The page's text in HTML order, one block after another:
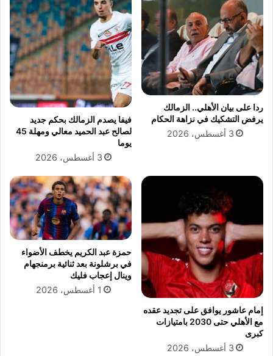
ن
س
ا
"
ح
ج
ر
ر
ش
م
ن
ر
؟
ردا على بيان الأهلي.. الزمالك
يرفض التشكيك في نزاهة الحكام
3 أغسطس، 2026
فيفا يصدم الزمالك بحكم جديد
لصالح عبد الحميد معالي ومهلة 45
يوما
3 أغسطس، 2026
إمام عاشور يوافق على تجديد عقده
مع الأهلي حتى 2030 بامتيازات
كبرى
3 أغسطس، 2026
حمزة عبد الكريم يخطف الأضواء
في برشلونة بعد ثنائية برمنجهام
وينال إعجاب فليك
1 أغسطس، 2026